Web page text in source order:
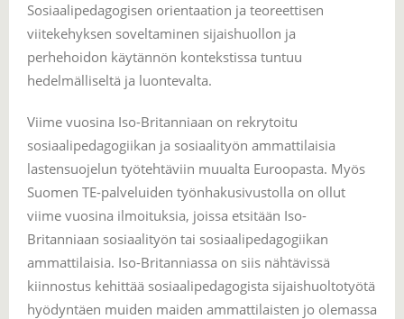
Sosiaalipedagogisen orientaation ja teoreettisen
viitekehyksen soveltaminen sijaishuollon ja
perhehoidon käytännön kontekstissa tuntuu
hedelmälliseltä ja luontevalta.
Viime vuosina Iso-Britanniaan on rekrytoitu
sosiaalipedagogiikan ja sosiaalityön ammattilaisia
lastensuojelun työtehtäviin muualta Euroopasta. Myös
Suomen TE-palveluiden työnhakusivustolla on ollut
viime vuosina ilmoituksia, joissa etsitään Iso-
Britanniaan sosiaalityön tai sosiaalipedagogiikan
ammattilaisia. Iso-Britanniassa on siis nähtävissä
kiinnostus kehittää sosiaalipedagogista sijaishuoltotyötä
hyödyntäen muiden maiden ammattilaisten jo olemassa